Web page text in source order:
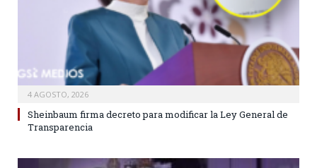
4 AGOSTO, 2026
Sheinbaum firma decreto para modificar la Ley General de
Transparencia